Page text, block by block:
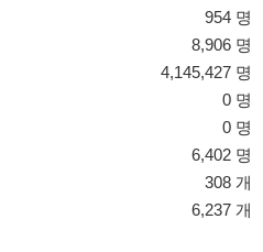
954 명
8,906 명
4,145,427 명
0 명
0 명
6,402 명
308 개
6,237 개